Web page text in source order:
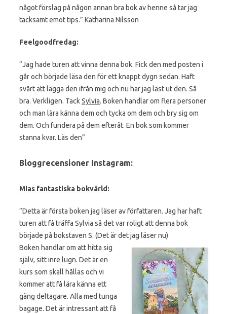
något förslag på någon annan bra bok av henne så tar jag
tacksamt emot tips.” Katharina Nilsson
Feelgoodfredag:
”Jag hade turen att vinna denna bok. Fick den med posten i
går och började läsa den för ett knappt dygn sedan. Haft
svårt att lägga den ifrån mig och nu har jag läst ut den. Så
bra. Verkligen. TackSylvia. Boken handlar om flera personer
och man lära känna dem och tycka om dem och bry sig om
dem. Och fundera på dem efteråt. En bok som kommer
stanna kvar. Läs den”
Bloggrecensioner Instagram:
Mias fantastiska bokvärld :
”Detta är första boken jag läser av författaren. Jag har haft
turen att få träffa Sylvia så det var roligt att denna bok
började på bokstaven S. (Det är det jag läser nu)
Boken handlar om att hitta sig
själv, sitt inre lugn. Det är en
kurs som skall hållas och vi
kommer att få lära känna ett
gäng deltagare. Alla med tunga
bagage. Det är intressant att få